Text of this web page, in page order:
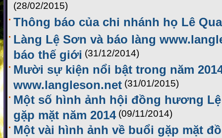
(28/02/2015)
Thông báo của chi nhánh họ Lê
Làng Lệ Sơn và báo làng
báo thế giới (31/12/2014)
Mười sự kiện nổi bật trong năm
www.langleson.net (31/01/2015)
Một số hình ảnh hội đồng hương
gặp mặt năm 2014 (09/11/2014)
Một vài hình ảnh về buổi gặp mặt